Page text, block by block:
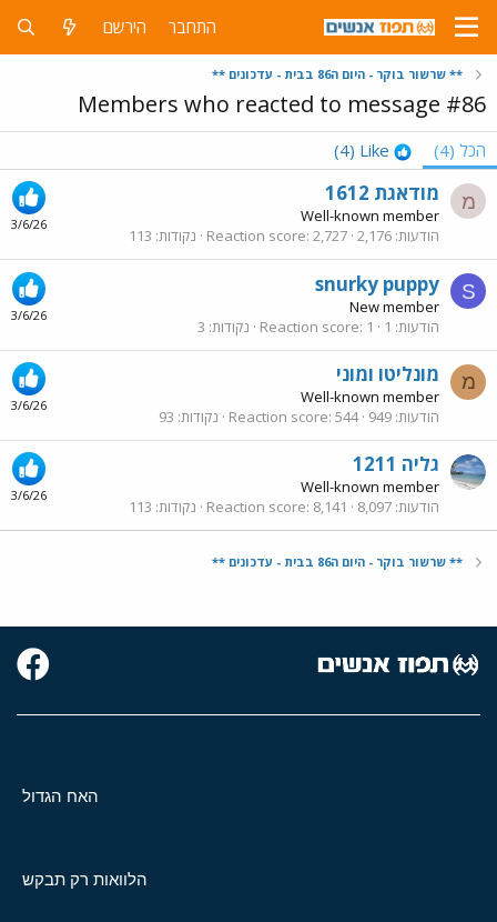
התחבר הירשם
** שרשור בוקר - היום ה86 בבית - עדכונים **
Members who reacted to message #86
הכל (4)
Like
(4)
מ
3/6/26
מודאגת 1612
Well-known member
הודעות 2,176
Reaction score 2,727 נקודות 113
S
3/6/26
snurky puppy
New member
הודעות 1
Reaction score 1 נקודות 3
מ
3/6/26
מונליטו ומוני
Well-known member
הודעות 949
Reaction score 544 נקודות 93
3/6/26
גליה 1211
Well-known member
הודעות 8,097
Reaction score 8,141 נקודות 113
** שרשור בוקר - היום ה86 בבית - עדכונים **
האח הגדול
הלוואות רק תבקש